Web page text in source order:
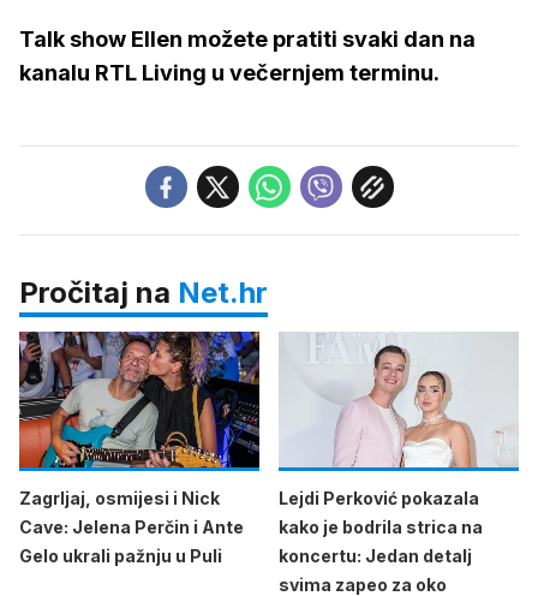
Talk show Ellen možete pratiti svaki dan na
kanalu RTL Living u večernjem terminu.
Pročitaj na Net.hr
Zagrljaj, osmijesi i Nick
Cave: Jelena Perčin i Ante
Gelo ukrali pažnju u Puli
Lejdi Perković pokazala
kako je bodrila strica na
koncertu: Jedan detalj
svima zapeo za oko